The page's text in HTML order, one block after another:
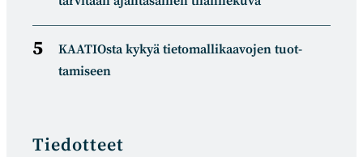
KAATIOsta kykyä tietomal­likaa­vojen tuot­
tamiseen
Tiedotteet